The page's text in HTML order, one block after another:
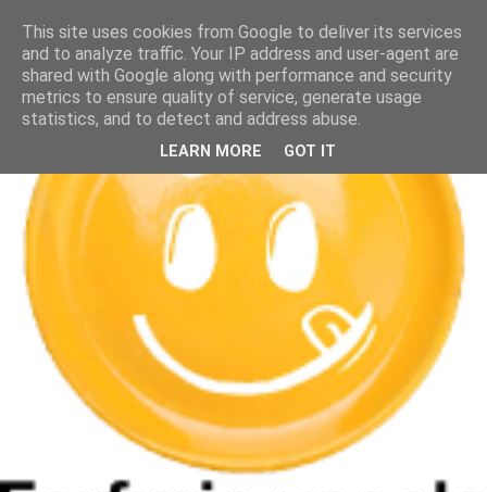
This site uses cookies from Google to deliver its services
and to analyze traffic. Your IP address and user-agent are
shared with Google along with performance and security
metrics to ensure quality of service, generate usage
statistics, and to detect and address abuse.
LEARN MORE GOT IT